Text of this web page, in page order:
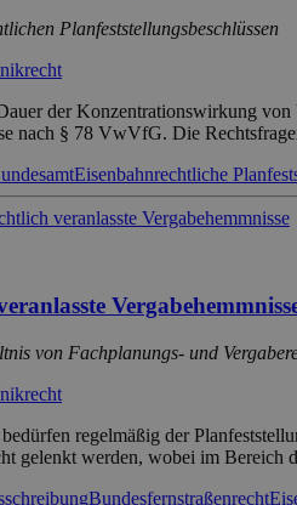
Planfeststellungsbeschlüssen
der Konzentrationswirkung
nach § 78 VwVfG. Die
Eisenbahnrechtliche
von Fachplanungs- und
regelmäßig der
gelenkt werden, wobei im
Bundesfernstraßenrecht